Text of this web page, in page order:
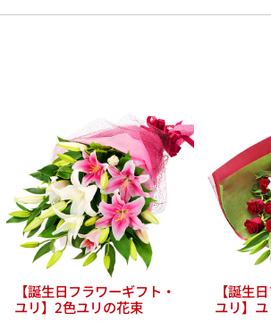
【誕生日フラワーギフト・
ユリ】2色ユリの花束
【誕生
ユリ】